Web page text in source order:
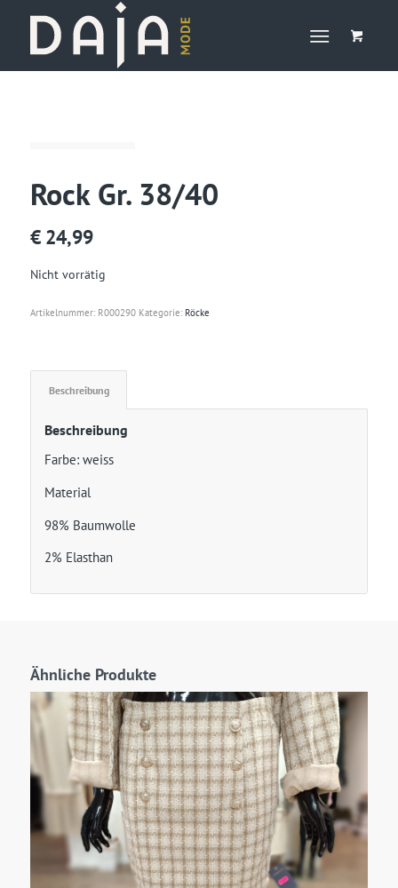
Rock Gr. 38/40
€ 24,99
Nicht vorrätig
Artikelnummer: R000290 Kategorie: Röcke
Beschreibung
Beschreibung
Farbe: weiss
Material
98% Baumwolle
2% Elasthan
Ähnliche Produkte